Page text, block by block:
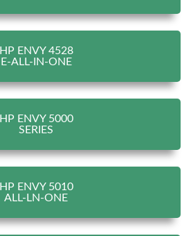
HP ENVY 4528
E-ALL-IN-ONE
HP ENVY 5000
SERIES
HP ENVY 5010
ALL-LN-ONE